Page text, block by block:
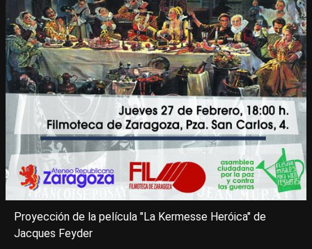
Proyección de la película "La Kermesse Heróica" de
Jacques Feyder